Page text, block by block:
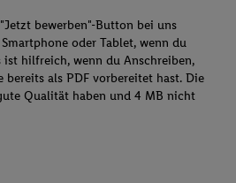
bewerben"-Button bei uns
oder Tablet, wenn du
ist hilfreich, wenn du Anschreiben,
bereits als PDF vorbereitet hast. Die
Qualität haben und 4 MB nicht